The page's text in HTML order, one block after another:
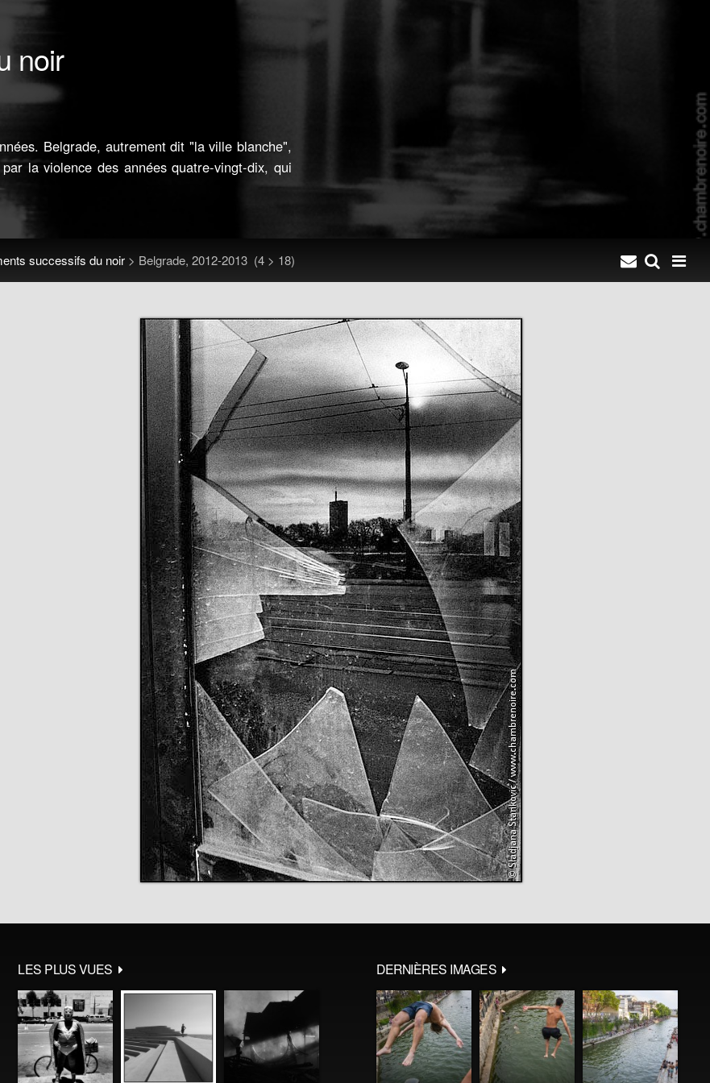
noir
Belgrade, autrement dit "la ville blanche",
la violence des années quatre-vingt-dix, qui
successifs du noir > Belgrade, 2012-2013 (4 > 18)
LES PLUS VUES DERNIÈRES IMAGES